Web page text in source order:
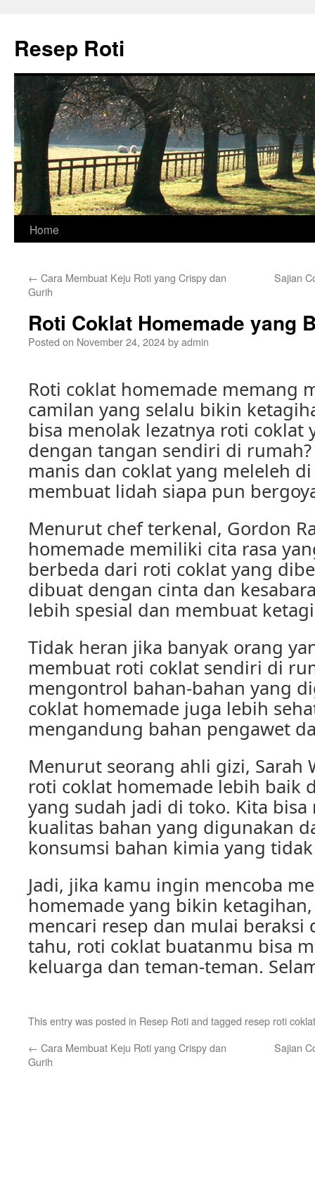
content
Resep Roti
Home
← Cara Membuat Keju Roti yang Crispy dan
Gurih
Sajian
Roti Coklat Homemade yang
Posted on November 24, 2024byadmin
Roti coklat homemade memang
camilan yang selalu bikin
bisa menolak lezatnya roti coklat
dengan tangan sendiri di rumah?
manis dan coklat yang meleleh
membuat lidah siapa pun
Menurut chef terkenal, Gordon
homemade memiliki cita rasa
berbeda dari roti coklat yang
dibuat dengan cinta dan
lebih spesial dan membuat
Tidak heran jika banyak orang
membuat roti coklat sendiri di
mengontrol bahan-bahan yang
coklat homemade juga lebih
mengandung bahan pengawet
Menurut seorang ahli gizi, Sarah
roti coklat homemade lebih baik
yang sudah jadi di toko. Kita bisa
kualitas bahan yang digunakan
konsumsi bahan kimia yang
Jadi, jika kamu ingin mencoba
homemade yang bikin
mencari resep dan mulai beraksi
tahu, roti coklat buatanmu bisa
keluarga dan teman-teman.
This entry was posted in Resep Rotiand tagged resep roti coklat
← Cara Membuat Keju Roti yang Crispy dan
Gurih
Sajian